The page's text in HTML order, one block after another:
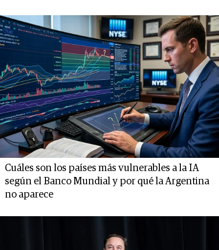
Cuáles son los países más vulnerables a la IA
según el Banco Mundial y por qué la Argentina
no aparece